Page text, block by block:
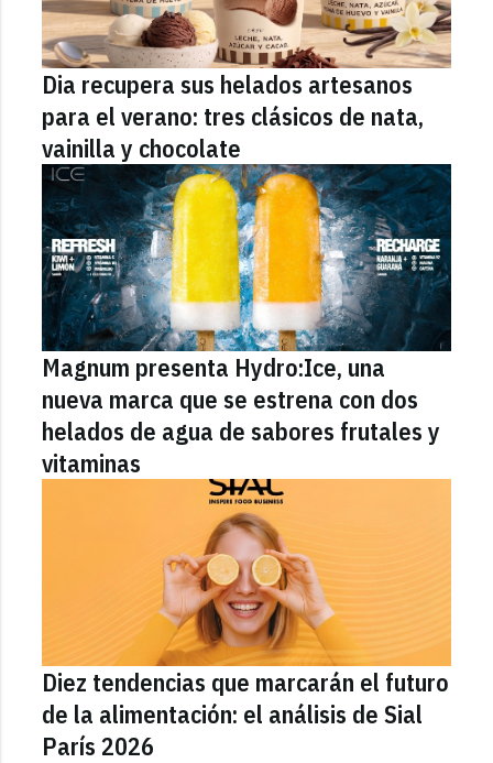
Dia recupera sus helados artesanos
para el verano: tres clásicos de nata,
vainilla y chocolate
Magnum presenta Hydro:Ice, una
nueva marca que se estrena con dos
helados de agua de sabores frutales y
vitaminas
Diez tendencias que marcarán el futuro
de la alimentación: el análisis de Sial
París 2026